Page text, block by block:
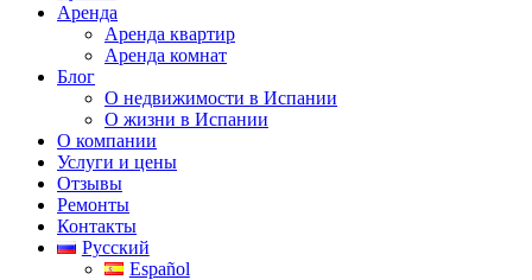
Аренда
Аренда квартир
Аренда комнат
Блог
О недвижимости в Испании
О жизни в Испании
О компании
Услуги и цены
Отзывы
Ремонты
Контакты
Русский
Español